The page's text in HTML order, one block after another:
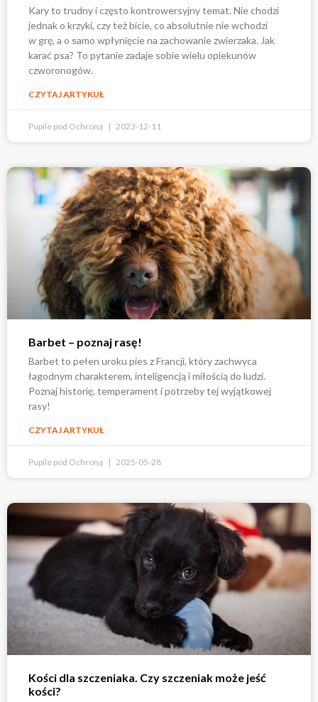
Kary to trudny i często kontrowersyjny temat. Nie chodzi
jednak o krzyki, czy też bicie, co absolutnie nie wchodzi
w grę, a o samo wpłynięcie na zachowanie zwierzaka. Jak
karać psa? To pytanie zadaje sobie wielu opiekunów
czworonogów.
CZYTAJ ARTYKUŁ
Pupile pod Ochroną 2023-12-11
Barbet – poznaj rasę!
Barbet to pełen uroku pies z Francji, który zachwyca
łagodnym charakterem, inteligencją i miłością do ludzi.
Poznaj historię, temperament i potrzeby tej wyjątkowej
rasy!
CZYTAJ ARTYKUŁ
Pupile pod Ochroną 2025-05-28
Kości dla szczeniaka. Czy szczeniak może jeść
kości?